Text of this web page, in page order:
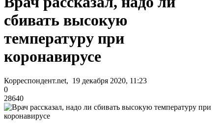
сбивать высокую
температуру при
коронавирусе
Корреспондент.net, 19 декабря 2020, 11:23
0
28640